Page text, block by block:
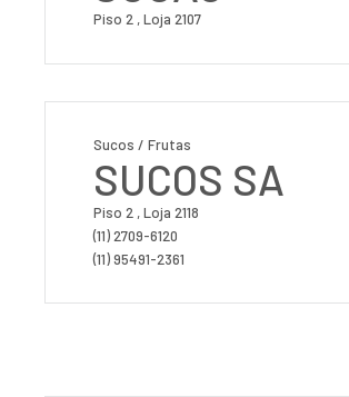
Piso 2 , Loja 2107
Sucos / Frutas
SUCOS SA
Piso 2 , Loja 2118
(11) 2709-6120
(11) 95491-2361